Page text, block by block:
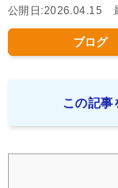
公開日:2026.04.15
ブログ
この記事